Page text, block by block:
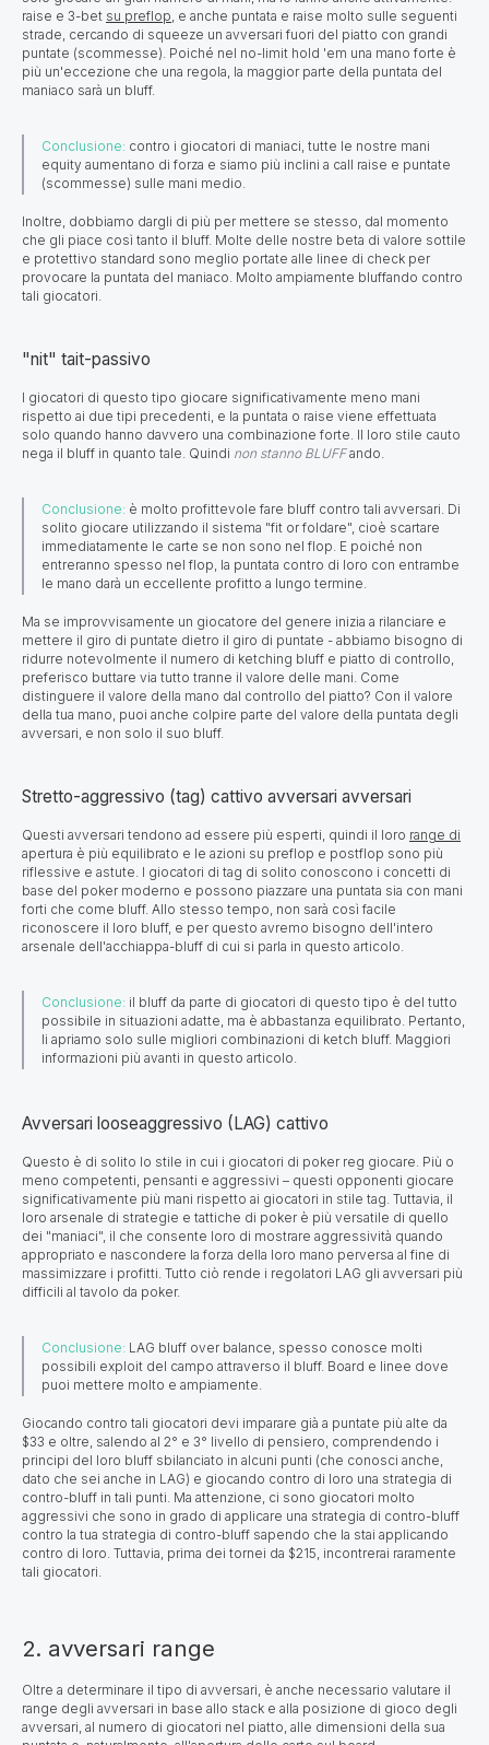
raise e 3-bet su preflop , e anche puntata e raise molto sulle seguenti
strade, cercando di squeeze un avversari fuori del piatto con grandi
puntate (scommesse). Poiché nel no-limit hold 'em una mano forte è
più un'eccezione che una regola, la maggior parte della puntata del
maniaco sarà un bluff.
Conclusione: contro i giocatori di maniaci, tutte le nostre mani
equity aumentano di forza e siamo più inclini a call raise e puntate
(scommesse) sulle mani medio.
Inoltre, dobbiamo dargli di più per mettere se stesso, dal momento
che gli piace così tanto il bluff. Molte delle nostre beta di valore sottile
e protettivo standard sono meglio portate alle linee di check per
provocare la puntata del maniaco. Molto ampiamente bluffando contro
tali giocatori.
"nit" tait-passivo
I giocatori di questo tipo giocare significativamente meno mani
rispetto ai due tipi precedenti, e la puntata o raise viene effettuata
solo quando hanno davvero una combinazione forte. Il loro stile cauto
nega il bluff in quanto tale. Quindi non stanno BLUFFando.
Conclusione: è molto profittevole fare bluff contro tali avversari. Di
solito giocare utilizzando il sistema "fit or foldare", cioè scartare
immediatamente le carte se non sono nel flop. E poiché non
entreranno spesso nel flop, la puntata contro di loro con entrambe
le mano darà un eccellente profitto a lungo termine.
Ma se improvvisamente un giocatore del genere inizia a rilanciare e
mettere il giro di puntate dietro il giro di puntate - abbiamo bisogno di
ridurre notevolmente il numero di ketching bluff e piatto di controllo,
preferisco buttare via tutto tranne il valore delle mani. Come
distinguere il valore della mano dal controllo del piatto? Con il valore
della tua mano, puoi anche colpire parte del valore della puntata degli
avversari, e non solo il suo bluff.
Stretto-aggressivo (tag) cattivo avversari avversari
Questi avversari tendono ad essere più esperti, quindi il loro range di
apertura è più equilibrato e le azioni su preflop e postflop sono più
riflessive e astute. I giocatori di tag di solito conoscono i concetti di
base del poker moderno e possono piazzare una puntata sia con mani
forti che come bluff. Allo stesso tempo, non sarà così facile
riconoscere il loro bluff, e per questo avremo bisogno dell'intero
arsenale dell'acchiappa-bluff di cui si parla in questo articolo.
Conclusione: il bluff da parte di giocatori di questo tipo è del tutto
possibile in situazioni adatte, ma è abbastanza equilibrato. Pertanto,
li apriamo solo sulle migliori combinazioni di ketch bluff. Maggiori
informazioni più avanti in questo articolo.
Avversari looseaggressivo (LAG) cattivo
Questo è di solito lo stile in cui i giocatori di poker reg giocare. Più o
meno competenti, pensanti e aggressivi – questi оpponenti giocare
significativamente più mani rispetto ai giocatori in stile tag. Tuttavia, il
loro arsenale di strategie e tattiche di poker è più versatile di quello
dei "maniaci", il che consente loro di mostrare aggressività quando
appropriato e nascondere la forza della loro mano perversa al fine di
massimizzare i profitti. Tutto ciò rende i regolatori LAG gli avversari più
difficili al tavolo da poker.
Conclusione: LAG bluff over balance, spesso conosce molti
possibili exploit del campo attraverso il bluff. Board e linee dove
puoi mettere molto e ampiamente.
Giocando contro tali giocatori devi imparare già a puntate più alte da
$33 e oltre, salendo al 2° e 3° livello di pensiero, comprendendo i
principi del loro bluff sbilanciato in alcuni punti (che conosci anche,
dato che sei anche in LAG) e giocando contro di loro una strategia di
contro-bluff in tali punti. Ma attenzione, ci sono giocatori molto
aggressivi che sono in grado di applicare una strategia di contro-bluff
contro la tua strategia di contro-bluff sapendo che la stai applicando
contro di loro. Tuttavia, prima dei tornei da $215, incontrerai raramente
tali giocatori.
2. avversari range
Oltre a determinare il tipo di avversari, è anche necessario valutare il
range degli avversari in base allo stack e alla posizione di gioco degli
avversari, al numero di giocatori nel piatto, alle dimensioni della sua